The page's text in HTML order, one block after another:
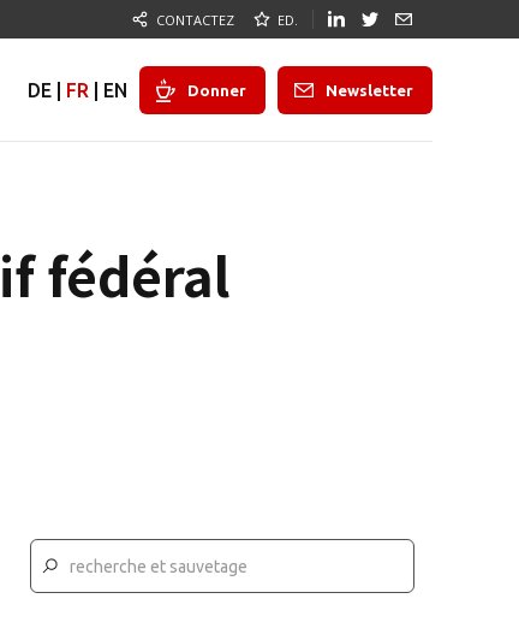
CONTACTEZ ED.
DE FR EN Donner Newsletter
fédéral